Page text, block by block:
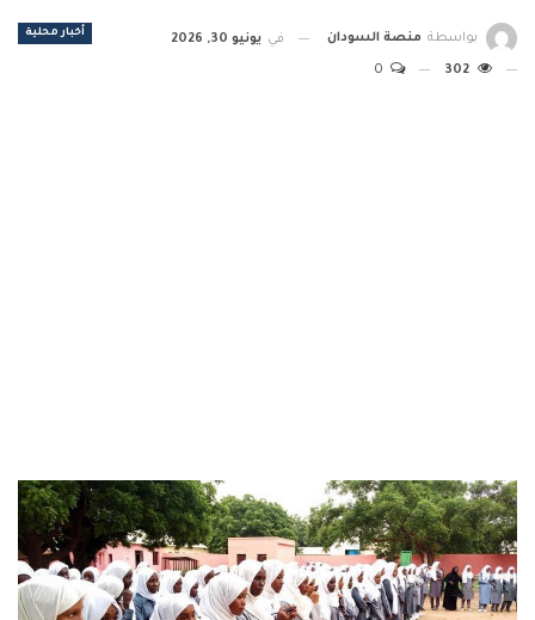
أخبار محلية بواسطة منصة السودان في يونيو 30, 2026
302